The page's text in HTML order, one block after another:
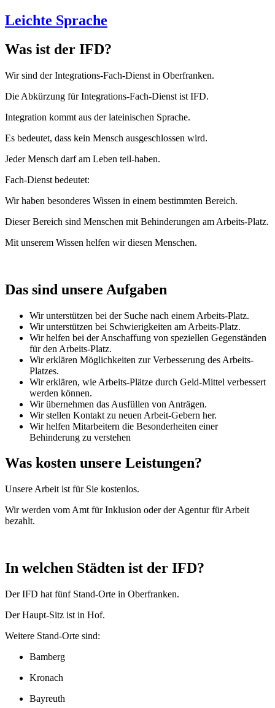
Leichte Sprache
Was ist der IFD?
Wir sind der Integrations-Fach-Dienst in Oberfranken.
Die Abkürzung für Integrations-Fach-Dienst ist IFD.
Integration kommt aus der lateinischen Sprache.
Es bedeutet, dass kein Mensch ausgeschlossen wird.
Jeder Mensch darf am Leben teil-haben.
Fach-Dienst bedeutet:
Wir haben besonderes Wissen in einem bestimmten Bereich.
Dieser Bereich sind Menschen mit Behinderungen am Arbeits-Platz.
Mit unserem Wissen helfen wir diesen Menschen.
Das sind unsere Aufgaben
Wir unterstützen bei der Suche nach einem Arbeits-Platz.
Wir unterstützen bei Schwierigkeiten am Arbeits-Platz.
Wir helfen bei der Anschaffung von speziellen Gegenständen
für den Arbeits-Platz.
Wir erklären Möglichkeiten zur Verbesserung des Arbeits-
Platzes.
Wir erklären, wie Arbeits-Plätze durch Geld-Mittel verbessert
werden können.
Wir übernehmen das Ausfüllen von Anträgen.
Wir stellen Kontakt zu neuen Arbeit-Gebern her.
Wir helfen Mitarbeitern die Besonderheiten einer
Behinderung zu verstehen
Was kosten unsere Leistungen?
Unsere Arbeit ist für Sie kostenlos.
Wir werden vom Amt für Inklusion oder der Agentur für Arbeit
bezahlt.
In welchen Städten ist der IFD?
Der IFD hat fünf Stand-Orte in Oberfranken.
Der Haupt-Sitz ist in Hof.
Weitere Stand-Orte sind:
Bamberg
Kronach
Bayreuth